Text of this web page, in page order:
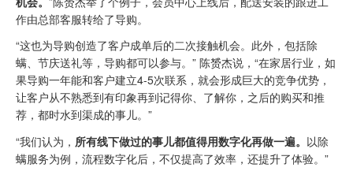
作由总部客服转给了导购。
“这也为导购创造了客户成单后的二次接触机会。此外，包括除
螨、节庆送礼等，导购都可以参与。” 陈赟杰说，“在家居行业，如
果导购一年能和客户建立4-5次联系，就会形成巨大的竞争优势，
让客户从不熟悉到有印象再到记得你、了解你，之后的购买和推
荐，都时水到渠成的事儿。”
“我们认为， 所有线下做过的事儿都值得用数字化再做一遍。 以除
螨服务为例，流程数字化后，不仅提高了效率，还提升了体验。”